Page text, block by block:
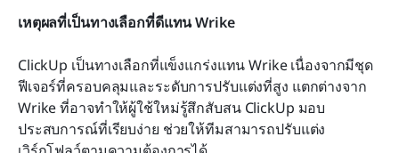
เหตุผลที่เป็นทางเลือกที่ดีแทน Wrike
ClickUp เป็นทางเลือกที่แข็งแกร่งแทน Wrike เนื่องจากมีชุด
ฟีเจอร์ที่ครอบคลุมและระดับการปรับแต่งที่สูง แตกต่างจาก
Wrike ที่อาจทำให้ผู้ใช้ใหม่รู้สึกสับสน ClickUp มอบ
ประสบการณ์ที่เรียบง่าย ช่วยให้ทีมสามารถปรับแต่ง